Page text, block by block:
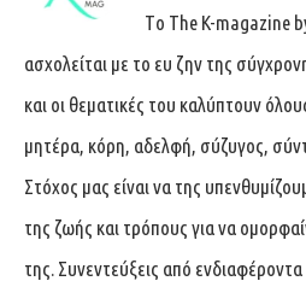
Tο The K-magazine
ασχολείται με το ευ ζην της
και οι θεματικές του καλύπτουν
μητέρα, κόρη, αδελφή, σύζυγος,
Στόχος μας είναι να της
της ζωής και τρόπους για να
της. Συνεντεύξεις από